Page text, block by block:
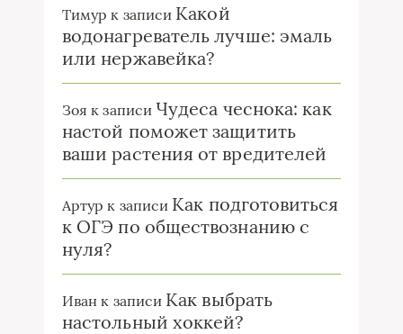
Тимур к записи Какой
водонагреватель лучше: эмаль
или нержавейка?
Зоя к записиЧудеса чеснока: как
настой поможет защитить
ваши растения от вредителей
Артур к записи Как подготовиться
к ОГЭ по обществознанию с
нуля?
Иван к записи Как выбрать
настольный хоккей?